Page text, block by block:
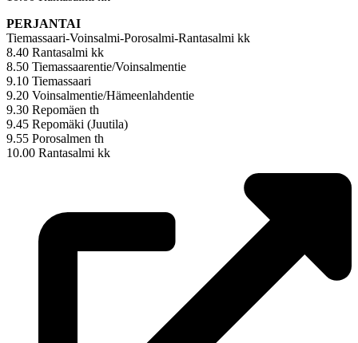
PERJANTAI
Tiemassaari-Voinsalmi-Porosalmi-Rantasalmi kk
8.40 Rantasalmi kk
8.50 Tiemassaarentie/Voinsalmentie
9.10 Tiemassaari
9.20 Voinsalmentie/Hämeenlahdentie
9.30 Repomäen th
9.45 Repomäki (Juutila)
9.55 Porosalmen th
10.00 Rantasalmi kk